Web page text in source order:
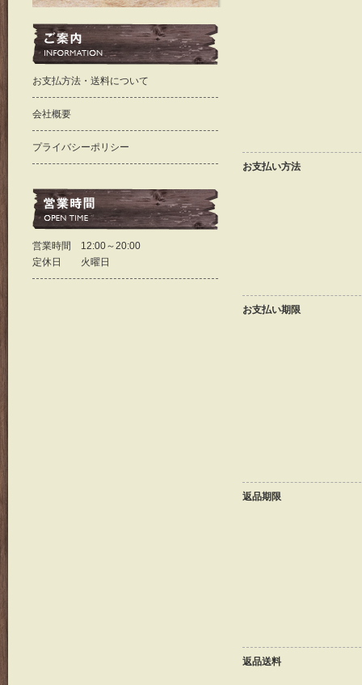
お支払い方法
お支払い期限
返品期限
返品送料
お支払方法・送料について
会社概要
プライバシーポリシー
営業時間 12:00～20:00
定休日 火曜日